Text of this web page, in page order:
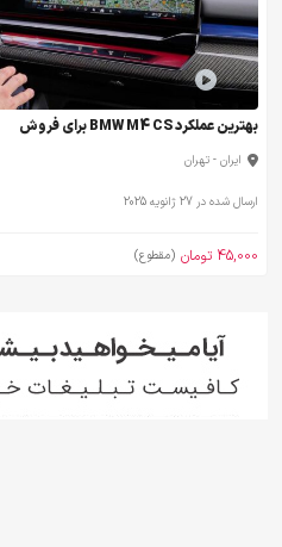
بهترین عملکرد BMW M4 CS برای فروش
ایران - تهران
ارسال شده در 27 ژانویه 2025
45,000 تومان (مقطوع)